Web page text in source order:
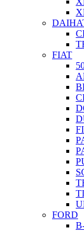
FIAT
FORD